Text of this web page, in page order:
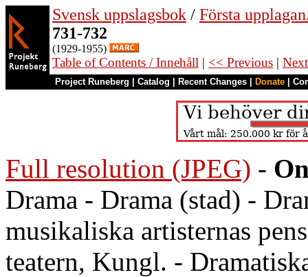
Svensk uppslagsbok / Första
731-732
(1929-1955)
Table of Contents / Innehåll | << Previous |
Project Runeberg Catalog Recent Changes Donate
Full resolution (JPEG) -
Drama - Drama (stad) -
musikaliska artisternas
teatern, Kungl. -